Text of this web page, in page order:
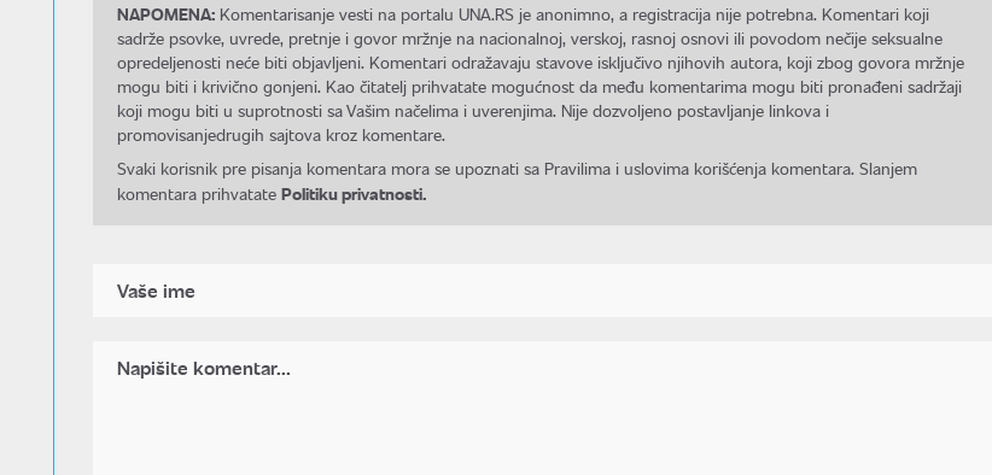
NAPOMENA: Komentarisanje vesti na portalu UNA.RS je anonimno, a registracija nije potrebna. Komentari koji
sadrže psovke, uvrede, pretnje i govor mržnje na nacionalnoj, verskoj, rasnoj osnovi ili povodom nečije seksualne
opredeljenosti neće biti objavljeni. Komentari odražavaju stavove isključivo njihovih autora, koji zbog govora mržnje
mogu biti i krivično gonjeni. Kao čitatelj prihvatate mogućnost da među komentarima mogu biti pronađeni sadržaji
koji mogu biti u suprotnosti sa Vašim načelima i uverenjima. Nije dozvoljeno postavljanje linkova i
promovisanjedrugih sajtova kroz komentare.
Svaki korisnik pre pisanja komentara mora se upoznati sa Pravilima i uslovima korišćenja komentara. Slanjem
komentara prihvatate Politiku privatnosti.